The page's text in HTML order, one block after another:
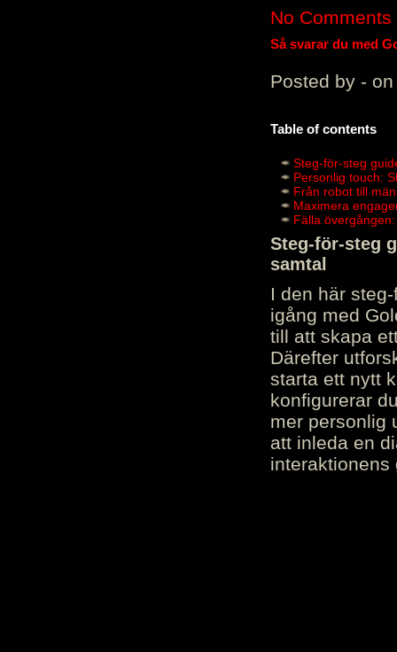
No Comments
Så svarar du med
Posted by - on
Table of contents
Steg-för-steg
Personlig touch:
Från robot till
Maximera
Fälla
Steg-för-steg
samtal
I den här
igång med
till att skapa
Därefter
starta ett nytt
konfigurerar
mer personlig
att inleda en
interaktionens